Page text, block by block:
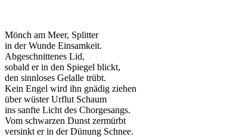
Mönch am Meer, Splitter
in der Wunde Einsamkeit.
Abgeschnittenes Lid,
sobald er in den Spiegel blickt,
den sinnloses Gelalle trübt.
Kein Engel wird ihn gnädig ziehen
über wüster Urflut Schaum
ins sanfte Licht des Chorgesangs.
Vom schwarzen Dunst zermürbt
versinkt er in der Dünung Schnee.